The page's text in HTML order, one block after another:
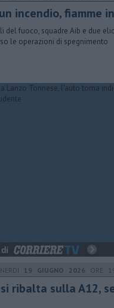
incendio, fiamme
del fuoco, squadre Aib e due
le operazioni di spegnimento
19 GIUGNO 2026 ORE
ribalta sulla A12,